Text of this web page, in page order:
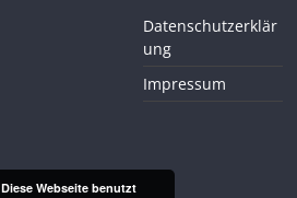
Datenschutzerklär
ung
Impressum
Diese Webseite benutzt